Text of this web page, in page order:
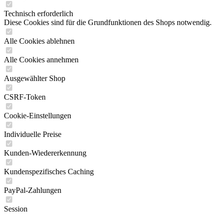
Technisch erforderlich
Diese Cookies sind für die Grundfunktionen des Shops notwendig.
Alle Cookies ablehnen
Alle Cookies annehmen
Ausgewählter Shop
CSRF-Token
Cookie-Einstellungen
Individuelle Preise
Kunden-Wiedererkennung
Kundenspezifisches Caching
PayPal-Zahlungen
Session